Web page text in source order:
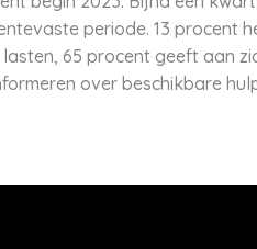
periode. 13 procent
65 procent geeft aan
over beschikbare